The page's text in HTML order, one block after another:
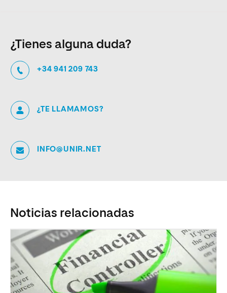
¿Tienes alguna duda?
+34 941 209 743
¿TE LLAMAMOS?
INFO@UNIR.NET
Noticias relacionadas